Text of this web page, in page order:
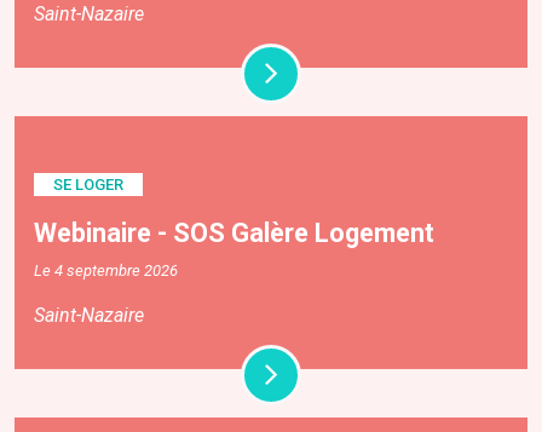
Saint-Nazaire
SE LOGER
Webinaire - SOS Galère Logement
Le 4 septembre 2026
Saint-Nazaire